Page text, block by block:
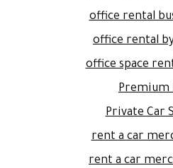
office rental
office rental
office space
Premium
Private Car
rent a car
rent a car